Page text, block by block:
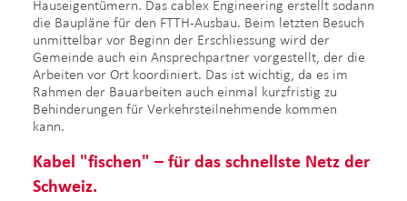
Hauseigentümern. Das cablex Engineering erstellt sodann
die Baupläne für den FTTH-Ausbau. Beim letzten Besuch
unmittelbar vor Beginn der Erschliessung wird der
Gemeinde auch ein Ansprechpartner vorgestellt, der die
Arbeiten vor Ort koordiniert. Das ist wichtig, da es im
Rahmen der Bauarbeiten auch einmal kurzfristig zu
Behinderungen für Verkehrsteilnehmende kommen
kann.
Kabel "fischen" – für das schnellste Netz der
Schweiz.